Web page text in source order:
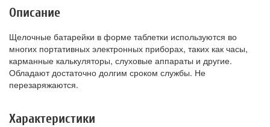
Описание
Щелочные батарейки в форме таблетки используются во
многих портативных электронных приборах, таких как часы,
карманные калькуляторы, слуховые аппараты и другие.
Обладают достаточно долгим сроком службы. Не
перезаряжаются.
Характеристики